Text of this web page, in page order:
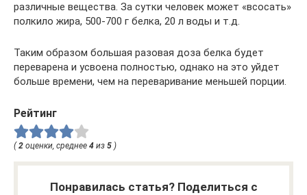
различные вещества. За сутки человек может «всосать»
полкило жира, 500-700 г белка, 20 л воды и т.д.
Таким образом большая разовая доза белка будет
переварена и усвоена полностью, однако на это уйдет
больше времени, чем на переваривание меньшей порции.
Рейтинг
( 2 оценки, среднее 4 из 5 )
Понравилась статья? Поделиться с